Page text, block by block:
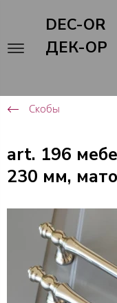
DEC-OR
ДЕК-ОР
Скобы
art. 196
230 мм,